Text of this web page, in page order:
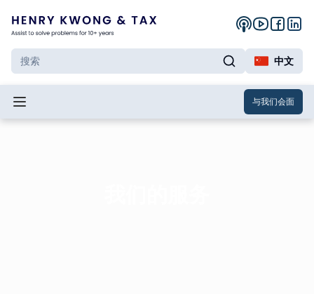
中文
与我们会面